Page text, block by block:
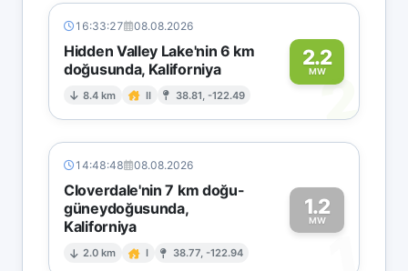
16:33:27 08.08.2026
Hidden Valley Lake'nin 6 km
doğusunda, Kaliforniya
8.4 km II 38.81, -122.49
2.2
MW2
14:48:48 08.08.2026
Cloverdale'nin 7 km doğu-
güneydoğusunda,
Kaliforniya
2.0 km I 38.77, -122.94
1.2
MW